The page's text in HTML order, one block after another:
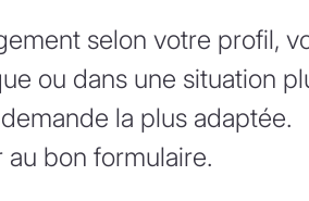
selon votre profil,
ou dans une situation
la plus adaptée.
bon formulaire.